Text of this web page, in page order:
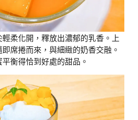
柔化開，釋放出濃郁的乳香。上
席捲而來，與細緻的奶香交融。
衡得恰到好處的甜品。